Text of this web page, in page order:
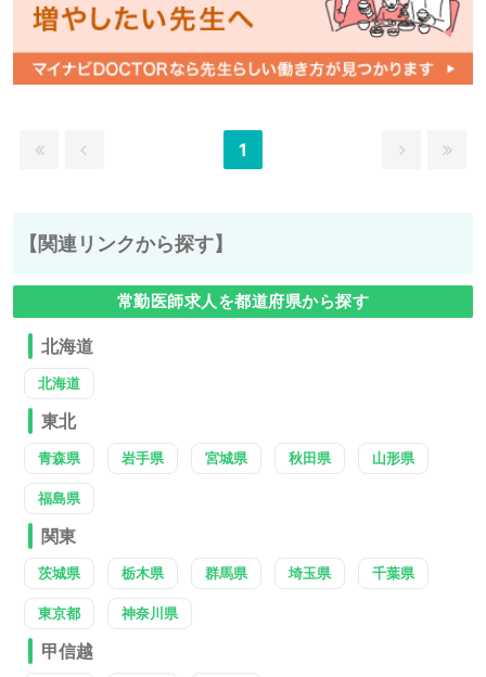
1
【関連リンクから探す】
常勤医師求人を都道府県から探す
北海道
北海道
東北
青森県 岩手県 宮城県 秋田県 山形県
福島県
関東
茨城県 栃木県 群馬県 埼玉県 千葉県
東京都 神奈川県
甲信越